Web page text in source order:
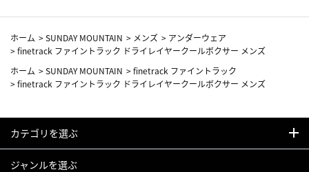
ホーム >SUNDAY MOUNTAIN > メンズ > アンダーウェア
>finetrack ファイントラック ドライレイヤークールボクサー メンズ
ホーム >SUNDAY MOUNTAIN >finetrack ファイントラック
>finetrack ファイントラック ドライレイヤークールボクサー メンズ
カテゴリを選ぶ
ジャンルを選ぶ